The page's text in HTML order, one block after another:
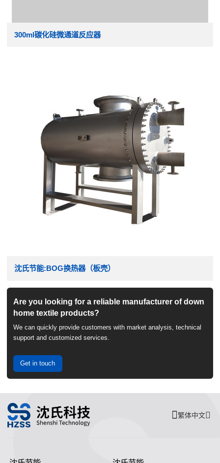
300ml碳化硅微通道反应器
沈氏节能:BOG换热器（板壳）
Are you looking for a reliable manufacturer of down
home textile products?
We can quickly provide customers with market analysis, technical
support and customized services.
Get in touch
繁体中文